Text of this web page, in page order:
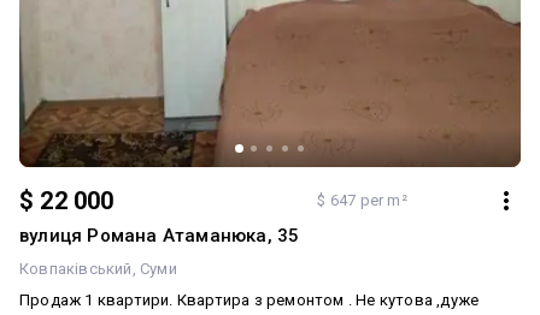
$ 22 000 $ 647 per m²
вулиця Романа Атаманюка, 35
Ковпаківський Суми
Продаж 1 квартири. Квартира з ремонтом . Не кутова ,дуже